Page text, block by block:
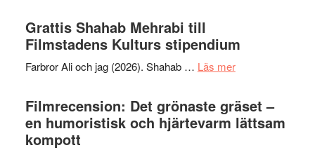
presenterar
19
titlar
i
Grattis Shahab Mehrabi till
Filmstadens Kulturs stipendium
Farbror Ali och jag (2026). Shahab … Läs merom
Shahab
Mehrabi
till
Filmrecension: Det grönaste gräset –
en humoristisk och hjärtevarm lättsam
kompott